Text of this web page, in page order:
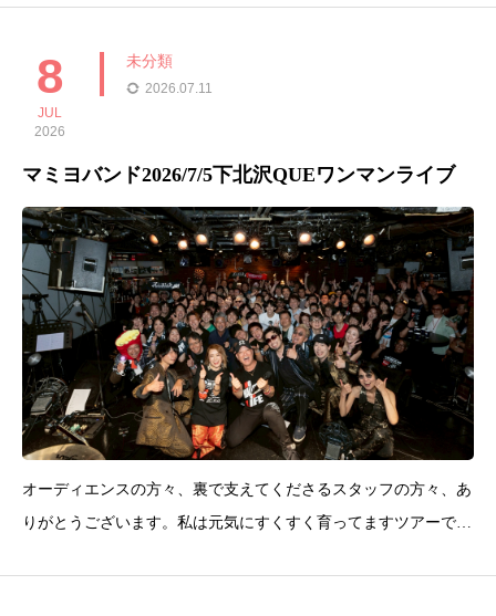
またすくすく育っています
8
JUL
2026
未分類
2026.07.11
マミヨバンド2026/7/5下北沢QUEワンマンライブ
オーディエンスの方々、裏で支えてくださるスタッフの方々、あ
りがとうございます。私は元気にすくすく育ってますツアーで福